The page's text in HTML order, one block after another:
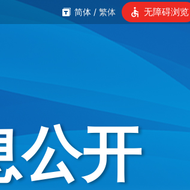
简体 / 繁体 无障碍浏览
公开